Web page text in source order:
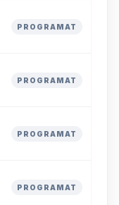
PROGRAMAT
PROGRAMAT
PROGRAMAT
PROGRAMAT